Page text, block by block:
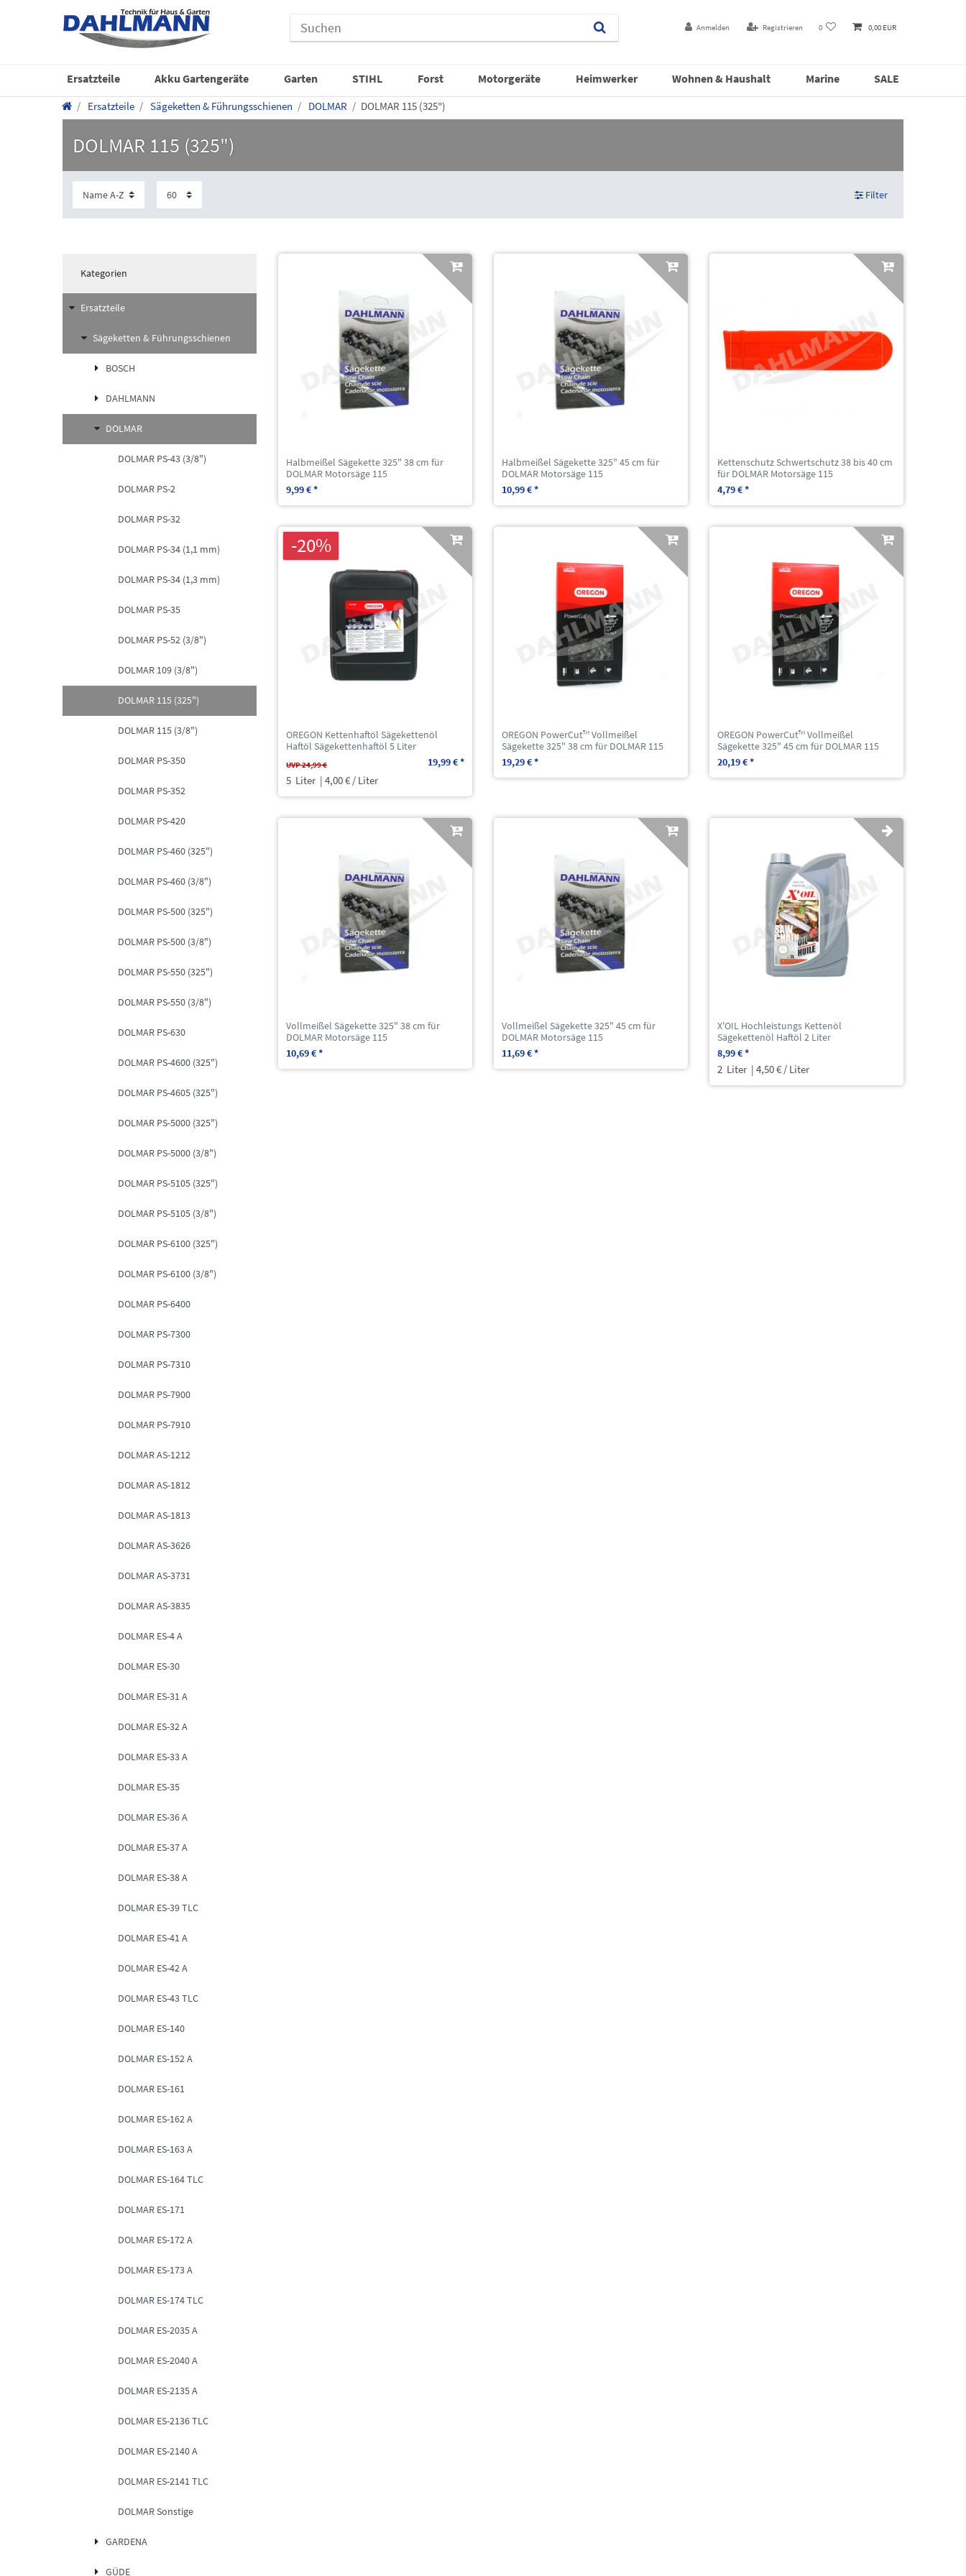
Anmelden Registrieren 0 0,00 EUR
Ersatzteile Akku Gartengeräte Garten STIHL Forst Motorgeräte Heimwerker Wohnen & Haushalt Marine SALE
Ersatzteile Sägeketten & Führungsschienen DOLMAR DOLMAR 115 (325")
DOLMAR 115 (325")
Filter
Kategorien
Ersatzteile
Sägeketten & Führungsschienen
BOSCH
DAHLMANN
DOLMAR
DOLMAR PS-43 (3/8")
DOLMAR PS-2
DOLMAR PS-32
DOLMAR PS-34 (1,1 mm)
DOLMAR PS-34 (1,3 mm)
DOLMAR PS-35
DOLMAR PS-52 (3/8")
DOLMAR 109 (3/8")
DOLMAR 115 (325")
DOLMAR 115 (3/8")
DOLMAR PS-350
DOLMAR PS-352
DOLMAR PS-420
DOLMAR PS-460 (325")
DOLMAR PS-460 (3/8")
DOLMAR PS-500 (325")
DOLMAR PS-500 (3/8")
DOLMAR PS-550 (325")
DOLMAR PS-550 (3/8")
DOLMAR PS-630
DOLMAR PS-4600 (325")
DOLMAR PS-4605 (325")
DOLMAR PS-5000 (325")
DOLMAR PS-5000 (3/8")
DOLMAR PS-5105 (325")
DOLMAR PS-5105 (3/8")
DOLMAR PS-6100 (325")
DOLMAR PS-6100 (3/8")
DOLMAR PS-6400
DOLMAR PS-7300
DOLMAR PS-7310
DOLMAR PS-7900
DOLMAR PS-7910
DOLMAR AS-1212
DOLMAR AS-1812
DOLMAR AS-1813
DOLMAR AS-3626
DOLMAR AS-3731
DOLMAR AS-3835
DOLMAR ES-4 A
DOLMAR ES-30
DOLMAR ES-31 A
DOLMAR ES-32 A
DOLMAR ES-33 A
DOLMAR ES-35
DOLMAR ES-36 A
DOLMAR ES-37 A
DOLMAR ES-38 A
DOLMAR ES-39 TLC
DOLMAR ES-41 A
DOLMAR ES-42 A
DOLMAR ES-43 TLC
DOLMAR ES-140
DOLMAR ES-152 A
DOLMAR ES-161
DOLMAR ES-162 A
DOLMAR ES-163 A
DOLMAR ES-164 TLC
DOLMAR ES-171
DOLMAR ES-172 A
DOLMAR ES-173 A
DOLMAR ES-174 TLC
DOLMAR ES-2035 A
DOLMAR ES-2040 A
DOLMAR ES-2135 A
DOLMAR ES-2136 TLC
DOLMAR ES-2140 A
DOLMAR ES-2141 TLC
DOLMAR Sonstige
GARDENA
GÜDE
Halbmeißel Sägekette 325" 38 cm für
DOLMAR Motorsäge 115
9,99 € *
Halbmeißel Sägekette 325" 45 cm für
DOLMAR Motorsäge 115
10,99 € *
Kettenschutz Schwertschutz 38 bis 40 cm
für DOLMAR Motorsäge 115
4,79 € *
-20%
OREGON Kettenhaftöl Sägekettenöl
Haftöl Sägekettenhaftöl 5 Liter
UVP 24,99 € 19,99 € *
5 Liter | 4,00 € / Liter
OREGON PowerCut™ Vollmeißel
Sägekette 325" 38 cm für DOLMAR 115
19,29 € *
OREGON PowerCut™ Vollmeißel
Sägekette 325" 45 cm für DOLMAR 115
20,19 € *
Vollmeißel Sägekette 325" 38 cm für
DOLMAR Motorsäge 115
10,69 € *
Vollmeißel Sägekette 325" 45 cm für
DOLMAR Motorsäge 115
11,69 € *
X'OIL Hochleistungs Kettenöl
Sägekettenöl Haftöl 2 Liter
8,99 € *
2 Liter | 4,50 € / Liter